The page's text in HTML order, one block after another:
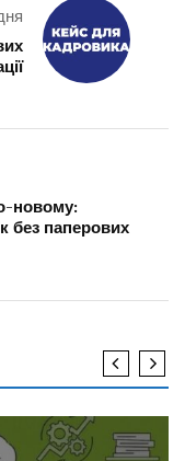
новому:
без паперових